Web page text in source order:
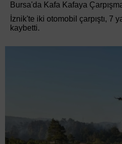
Bursa'da Kafa Kafaya
İznik'te iki otomobil çarpıştı, 7
kaybetti.